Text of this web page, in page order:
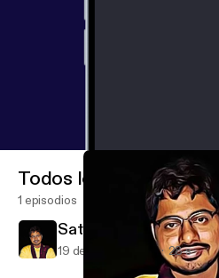
Todos los episodios
1 episodios
Satya Sodhan - Trailer
19 de ago de 2020 28 s